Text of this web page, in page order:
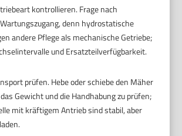
kontrollieren. Frage nach
denn hydrostatische
andere Pflege als mechanische Getriebe;
und Ersatzteilverfügbarkeit.
prüfen. Hebe oder schiebe den Mäher
Gewicht und die Handhabung zu prüfen;
mit kräftigem Antrieb sind stabil, aber